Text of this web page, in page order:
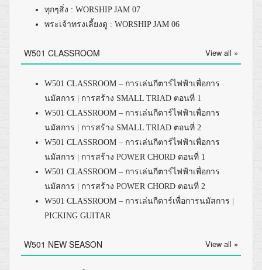
ทุกๆสิ่ง : WORSHIP JAM 07
พระเจ้าทรงเลี้ยงดู : WORSHIP JAM 06
W501 CLASSROOM View all »
W501 CLASSROOM – การเล่นกีตาร์ไฟฟ้าเพื่อการ
นมัสการ | การสร้าง SMALL TRIAD ตอนที่ 1
W501 CLASSROOM – การเล่นกีตาร์ไฟฟ้าเพื่อการ
นมัสการ | การสร้าง SMALL TRIAD ตอนที่ 2
W501 CLASSROOM – การเล่นกีตาร์ไฟฟ้าเพื่อการ
นมัสการ | การสร้าง POWER CHORD ตอนที่ 1
W501 CLASSROOM – การเล่นกีตาร์ไฟฟ้าเพื่อการ
นมัสการ | การสร้าง POWER CHORD ตอนที่ 2
W501 CLASSROOM – การเล่นกีตาร์เพื่อการนมัสการ |
PICKING GUITAR
W501 NEW SEASON View all »